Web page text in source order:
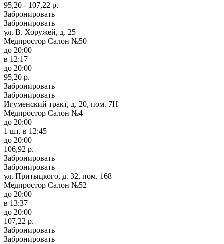
95,20 - 107,22 р.
Забронировать
Забронировать
ул. В. Хоружей, д. 25
Медпростор Салон №50
до 20:00
в 12:17
до 20:00
95,20 р.
Забронировать
Забронировать
Игуменский тракт, д. 20, пом. 7Н
Медпростор Салон №4
до 20:00
1 шт. в 12:45
до 20:00
106,92 р.
Забронировать
Забронировать
ул. Притыцкого, д. 32, пом. 168
Медпростор Салон №52
до 20:00
в 13:37
до 20:00
107,22 р.
Забронировать
Забронировать